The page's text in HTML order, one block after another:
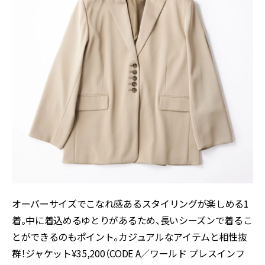
オーバーサイズでこなれ感あるスタイリングが楽しめる1
着。中に着込めるゆとりがあるため、長いシーズンで着るこ
とができるのもポイント。カジュアルなアイテムと相性抜
群！ジャケット¥35,200（CODE A／ワールド プレスインフ